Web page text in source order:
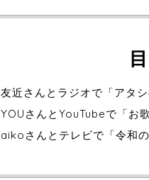
友近さんとラジオで「アタ
YOUさんとYouTubeで「お
aikoさんとテレビで「令和